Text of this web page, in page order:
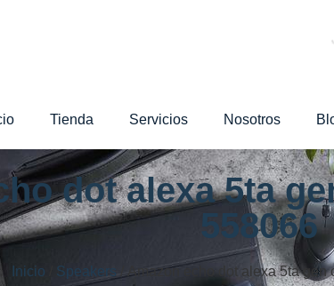
Tienda Servicios Nosotros
dot alexa 5ta
558066
Inicio Speakers / Amazon echo dot alexa 5ta